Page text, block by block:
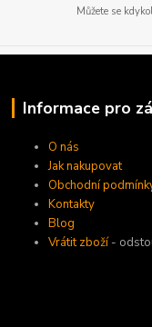
Můžete se
Informace pro
O nás
Jak nakupovat
Obchodní
Kontakty
Blog
Vrátit zboží-